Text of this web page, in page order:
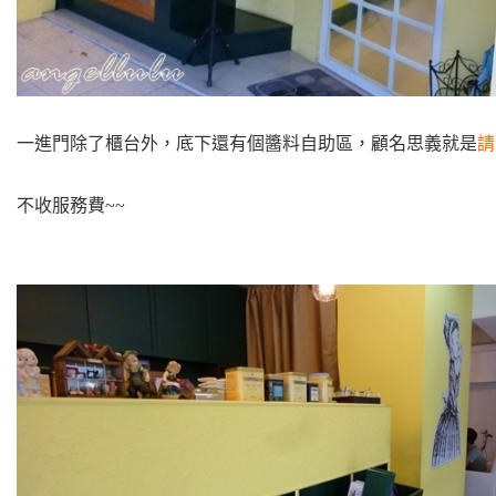
一進門除了櫃台外，底下還有個醬料自助區，顧名思義就是
不收服務費~~